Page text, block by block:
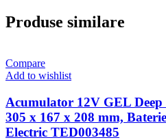
Produse similare
Compare
Add to wishlist
Acumulator 12V GEL Deep
305 x 167 x 208 mm,
Electric TED003485